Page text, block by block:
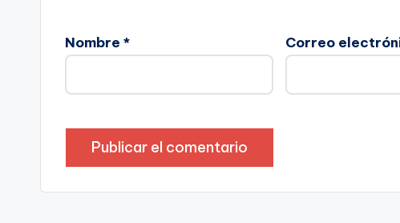
Nombre * Correo